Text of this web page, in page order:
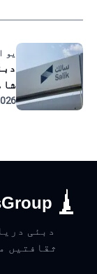
یو
07. 17
دبئی
ثقافتیں